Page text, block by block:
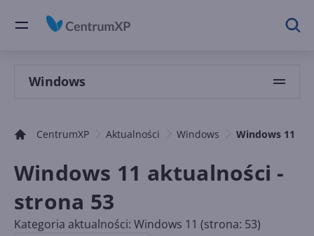
Windows
CentrumXP Aktualności Windows Windows 11
Windows 11 aktualności -
strona 53
Kategoria aktualności: Windows 11 (strona: 53)